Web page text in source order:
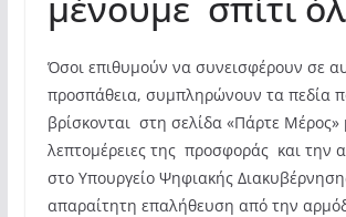
Όσοι επιθυμούν να συνεισφέρουν σε
προσπάθεια, συμπληρώνουν τα πεδία
βρίσκονται στη σελίδα «Πάρτε Μέρος»
λεπτομέρειες της προσφοράς και την
στο Υπουργείο Ψηφιακής
απαραίτητη επαλήθευση από την